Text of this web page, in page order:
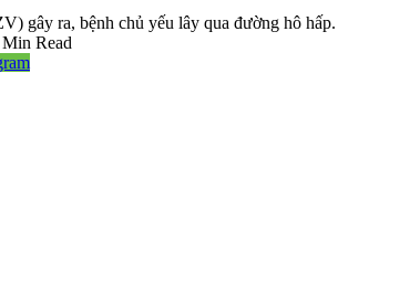
gây ra, bệnh chủ yếu lây qua đường hô hấp.
Min Read